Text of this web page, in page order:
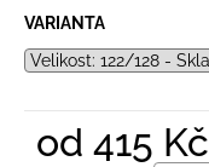
VARIANTA
od 415 Kč
KALHOTY
ŽLUTÉ
695